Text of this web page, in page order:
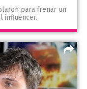
para frenar un
influencer.